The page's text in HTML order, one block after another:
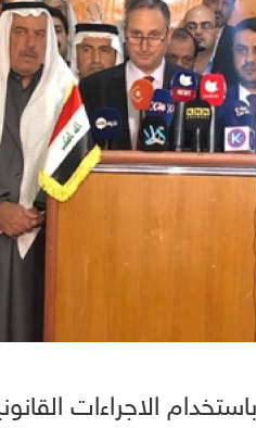
الاجراءات